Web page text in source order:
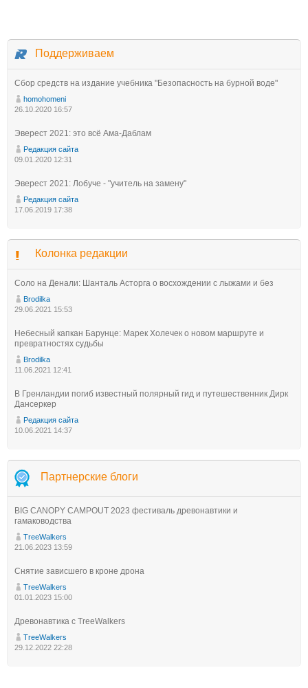
Поддерживаем
Сбор средств на издание учебника "Безопасность на бурной воде"
homohomeni
26.10.2020 16:57
Эверест 2021: это всё Ама-Даблам
Редакция сайта
09.01.2020 12:31
Эверест 2021: Лобуче - "учитель на замену"
Редакция сайта
17.06.2019 17:38
Колонка редакции
Соло на Денали: Шанталь Асторга о восхождении с лыжами и без
Brodilka
29.06.2021 15:53
Небесный капкан Барунце: Марек Холечек о новом маршруте и
превратностях судьбы
Brodilka
11.06.2021 12:41
В Гренландии погиб известный полярный гид и путешественник Дирк
Дансеркер
Редакция сайта
10.06.2021 14:37
Партнерские блоги
BIG CANOPY CAMPOUT 2023 фестиваль древонавтики и
гамаководства
TreeWalkers
21.06.2023 13:59
Снятие зависшего в кроне дрона
TreeWalkers
01.01.2023 15:00
Древонавтика с TreeWalkers
TreeWalkers
29.12.2022 22:28